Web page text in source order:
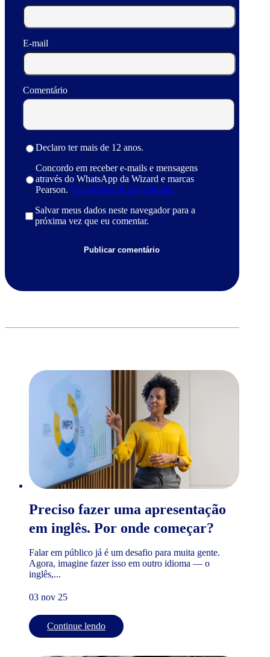
E-mail
Comentário
Declaro ter mais de 12 anos.
Concordo em receber e-mails e mensagens
através do WhatsApp da Wizard e marcas
Pearson. Ver política de privacidade.
Salvar meus dados neste navegador para a
próxima vez que eu comentar.
Preciso fazer uma apresentação
em inglês. Por onde começar?
Falar em público já é um desafio para muita gente.
Agora, imagine fazer isso em outro idioma — o
inglês,...
03 nov 25
Continue lendo